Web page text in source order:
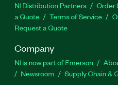
NI Distribution Partners Order
a Quote
Terms of Service
Request a Quote
Company
NI is now part of Emerson
Newsroom
Supply Chain &